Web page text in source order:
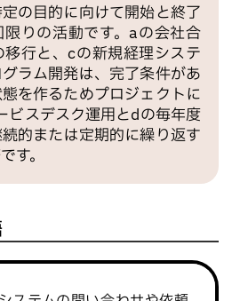
の目的に向けて開始と終了
りの活動です。aの会社合
行と、cの新規経理システ
ラム開発は、完了条件があ
を作るためプロジェクトに
ビスデスク運用とdの毎年度
的または定期的に繰り返す
す。